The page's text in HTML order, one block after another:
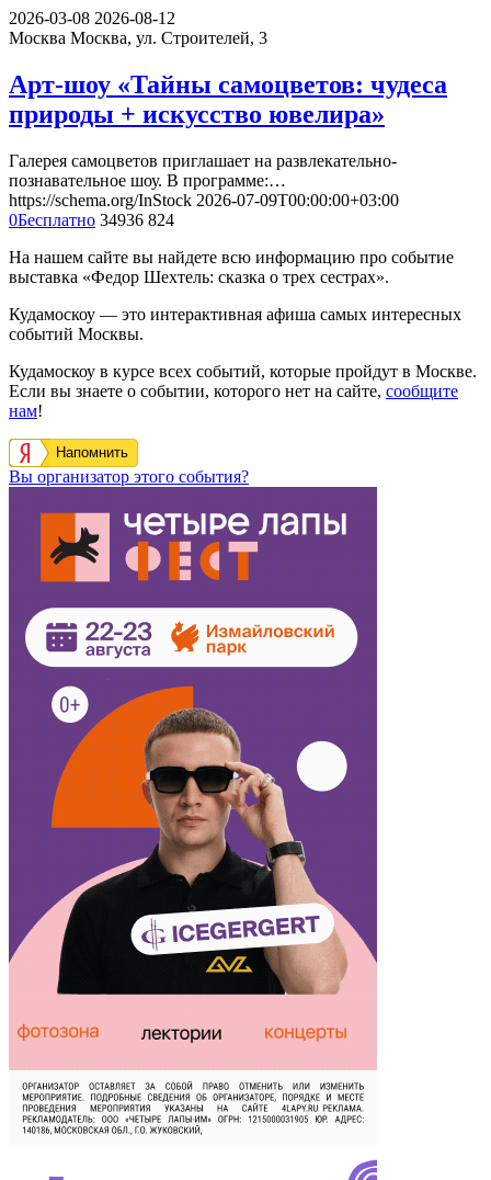
2026-03-08 2026-08-12
Москва Москва, ул. Строителей, 3
Арт-шоу «Тайны самоцветов: чудеса
природы + искусство ювелира»
Галерея самоцветов приглашает на развлекательно-
познавательное шоу. В программе:…
https://schema.org/InStock 2026-07-09T00:00:00+03:00
0Бесплатно 34936 824
На нашем сайте вы найдете всю информацию про событие
выставка «Федор Шехтель: сказка о трех сестрах».
Кудамоскоу — это интерактивная афиша самых интересных
событий Москвы.
Кудамоскоу в курсе всех событий, которые пройдут в Москве.
Если вы знаете о событии, которого нет на сайте, сообщите
нам!
Напомнить
Вы организатор этого события?